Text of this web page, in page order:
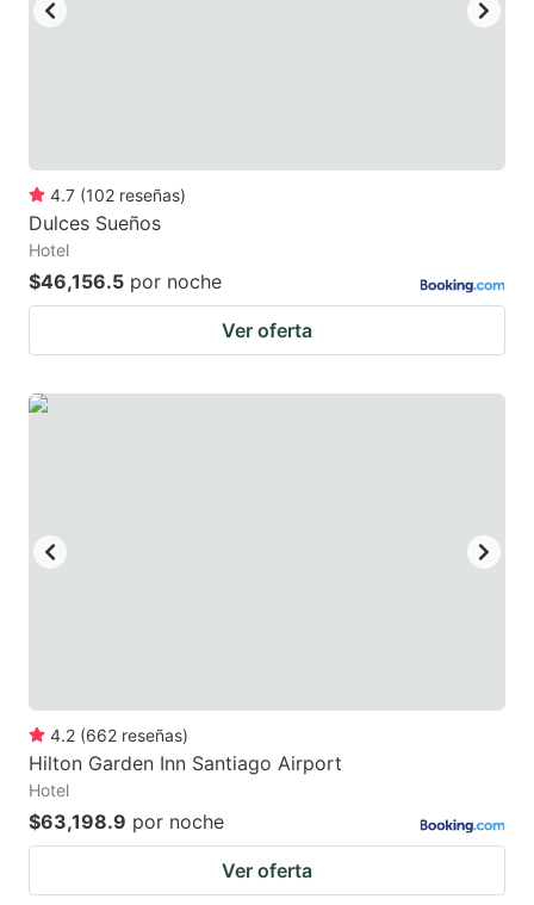
keyboard
shortcuts
for
changing
dates.
keyboard
dates.
4.7 (102 reseñas)
Dulces Sueños
Hotel
$46,156.5 por noche
Ver oferta
4.2 (662 reseñas)
Hilton Garden Inn Santiago Airport
Hotel
$63,198.9 por noche
Ver oferta